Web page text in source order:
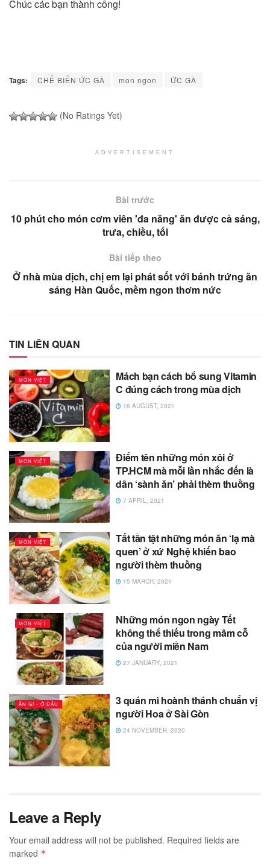
Chúc các bạn thành công!
Tags: CHẾ BIẾN ỨC GÀ mon ngon ỨC GÀ
(No Ratings Yet)
ADVERTISEMENT
Bài trước
10 phút cho món cơm viên 'đa năng' ăn được cả sáng,
trưa, chiều, tối
Bài tiếp theo
Ở nhà mùa dịch, chị em lại phát sốt với bánh trứng ăn
sáng Hàn Quốc, mềm ngon thơm nức
TIN LIÊN QUAN
MÓN VIỆT
Mách bạn cách bổ sung Vitamin
C đúng cách trong mùa dịch
18 AUGUST, 2021
MÓN VIỆT
Điểm tên những món xôi ở
TP.HCM mà mỗi lần nhắc đến là
dân ‘sành ăn’ phải thèm thuồng
7 APRIL, 2021
MÓN VIỆT
Tất tần tật những món ăn ‘lạ mà
quen’ ở xứ Nghệ khiến bao
người thèm thuồng
15 MARCH, 2021
MÓN VIỆT
Những món ngon ngày Tết
không thể thiếu trong mâm cỗ
của người miền Nam
27 JANUARY, 2021
ĂN GÌ - Ở ĐÂU
3 quán mì hoành thánh chuẩn vị
người Hoa ở Sài Gòn
24 NOVEMBER, 2020
Leave a Reply
Your email address will not be published. Required fields are
marked *